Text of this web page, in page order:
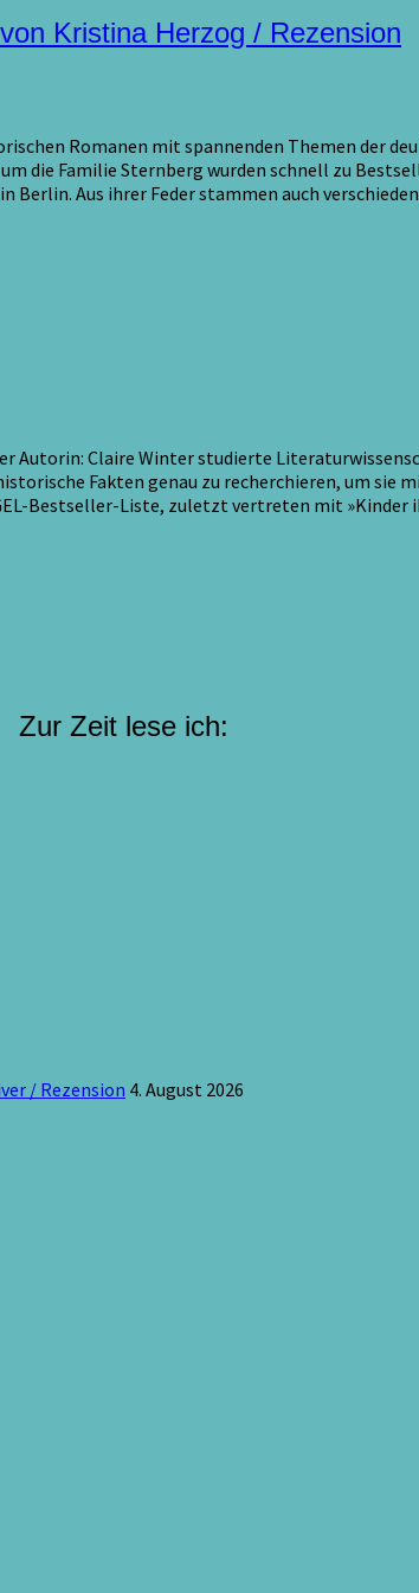
Kristina Herzog / Rezension
Romanen mit spannenden Themen der
die Familie Sternberg wurden schnell zu
Aus ihrer Feder stammen auch
Claire Winter studierte
Fakten genau zu recherchieren, um sie
Bestseller-Liste, zuletzt vertreten mit »Kinder
Zur Zeit lese ich:
/ Rezension 4. August 2026